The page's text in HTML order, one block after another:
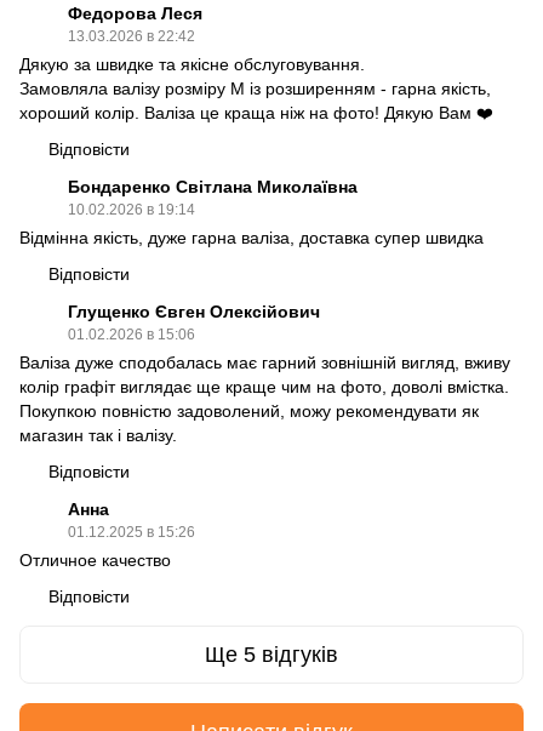
Федорова Леся
13.03.2026 в 22:42
Дякую за швидке та якісне обслуговування.
Замовляла валізу розміру М із розширенням - гарна якість,
хороший колір. Валіза це краща ніж на фото! Дякую Вам ❤️
Відповісти
Бондаренко Світлана Миколаївна
10.02.2026 в 19:14
Відмінна якість, дуже гарна валіза, доставка супер швидка
Відповісти
Глущенко Євген Олексійович
01.02.2026 в 15:06
Валіза дуже сподобалась має гарний зовнішній вигляд, вживу
колір графіт виглядає ще краще чим на фото, доволі вмістка.
Покупкою повністю задоволений, можу рекомендувати як
магазин так і валізу.
Відповісти
Анна
01.12.2025 в 15:26
Отличное качество
Відповісти
Ще 5 відгуків